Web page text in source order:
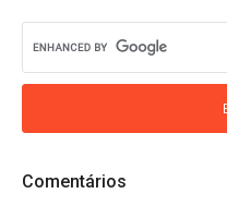
Comentários